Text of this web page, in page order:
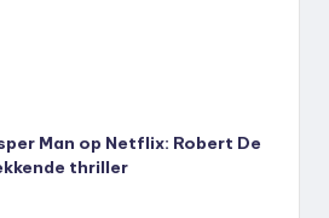
Man op Netflix: Robert De
thriller